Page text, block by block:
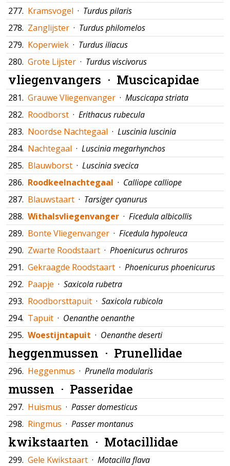
277. Kramsvogel · Turdus pilaris
278. Zanglijster · Turdus philomelos
279. Koperwiek · Turdus iliacus
280. Grote Lijster · Turdus viscivorus
vliegenvangers · Muscicapidae
281. Grauwe Vliegenvanger · Muscicapa striata
282. Roodborst · Erithacus rubecula
283. Noordse Nachtegaal · Luscinia luscinia
284. Nachtegaal · Luscinia megarhynchos
285. Blauwborst · Luscinia svecica
286. Roodkeelnachtegaal · Calliope calliope
287. Blauwstaart · Tarsiger cyanurus
288. Withalsvliegenvanger · Ficedula albicollis
289. Bonte Vliegenvanger · Ficedula hypoleuca
290. Zwarte Roodstaart · Phoenicurus ochruros
291. Gekraagde Roodstaart · Phoenicurus phoenicurus
292. Paapje · Saxicola rubetra
293. Roodborsttapuit · Saxicola rubicola
294. Tapuit · Oenanthe oenanthe
295. Woestijntapuit · Oenanthe deserti
heggenmussen · Prunellidae
296. Heggenmus · Prunella modularis
mussen · Passeridae
297. Huismus · Passer domesticus
298. Ringmus · Passer montanus
kwikstaarten · Motacillidae
299. Gele Kwikstaart · Motacilla flava